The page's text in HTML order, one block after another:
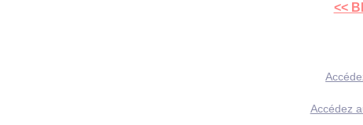
<<
Accédez